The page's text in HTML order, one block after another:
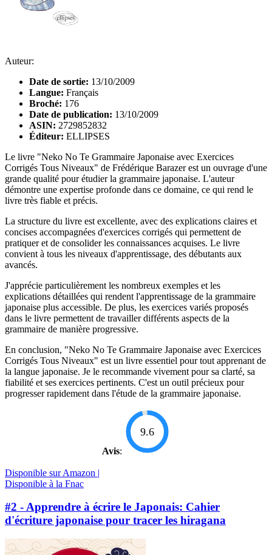
Auteur:
Date de sortie: 13/10/2009
Langue: Français
Broché: 176
Date de publication: 13/10/2009
ASIN: 2729852832
Éditeur: ELLIPSES
Le livre "Neko No Te Grammaire Japonaise avec Exercices
Corrigés Tous Niveaux" de Frédérique Barazer est un ouvrage d'une
grande qualité pour étudier la grammaire japonaise. L'auteur
démontre une expertise profonde dans ce domaine, ce qui rend le
livre très fiable et précis.
La structure du livre est excellente, avec des explications claires et
concises accompagnées d'exercices corrigés qui permettent de
pratiquer et de consolider les connaissances acquises. Le livre
convient à tous les niveaux d'apprentissage, des débutants aux
avancés.
J'apprécie particulièrement les nombreux exemples et les
explications détaillées qui rendent l'apprentissage de la grammaire
japonaise plus accessible. De plus, les exercices variés proposés
dans le livre permettent de travailler différents aspects de la
grammaire de manière progressive.
En conclusion, "Neko No Te Grammaire Japonaise avec Exercices
Corrigés Tous Niveaux" est un livre essentiel pour tout apprenant de
la langue japonaise. Je le recommande vivement pour sa clarté, sa
fiabilité et ses exercices pertinents. C'est un outil précieux pour
progresser rapidement dans l'étude de la grammaire japonaise.
Avis:
9.6
Disponible sur Amazon |
Disponible à la Fnac
#2 - Apprendre à écrire le Japonais: Cahier
d'écriture japonaise pour tracer les hiragana